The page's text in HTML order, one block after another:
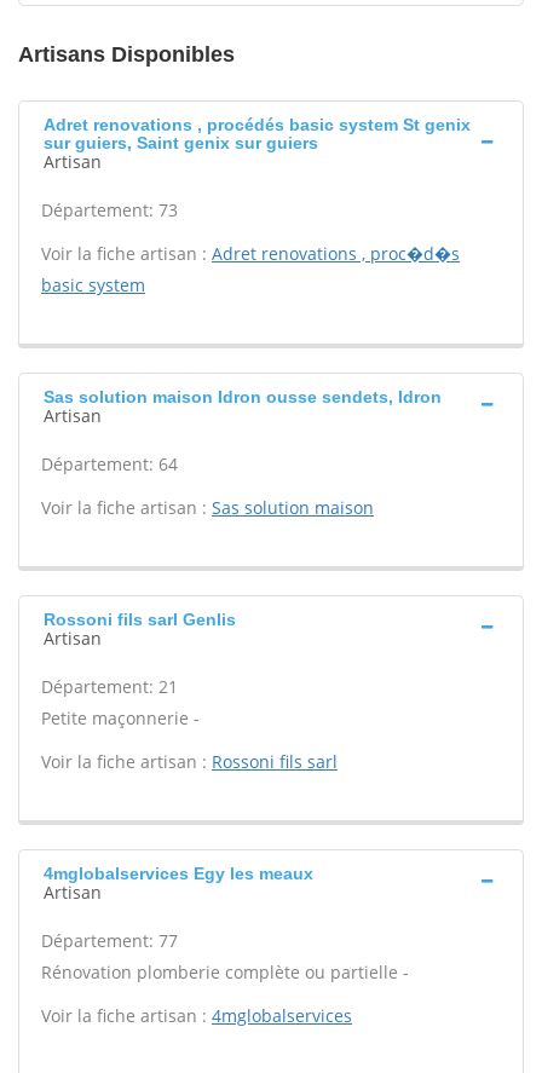
Artisans Disponibles
Adret renovations , procédés basic system St genix
sur guiers, Saint genix sur guiers
Artisan
Département: 73
Voir la fiche artisan : Adret renovations , proc�d�s
basic system
Sas solution maison Idron ousse sendets, Idron
Artisan
Département: 64
Voir la fiche artisan : Sas solution maison
Rossoni fils sarl Genlis
Artisan
Département: 21
Petite maçonnerie -
Voir la fiche artisan : Rossoni fils sarl
4mglobalservices Egy les meaux
Artisan
Département: 77
Rénovation plomberie complète ou partielle -
Voir la fiche artisan : 4mglobalservices